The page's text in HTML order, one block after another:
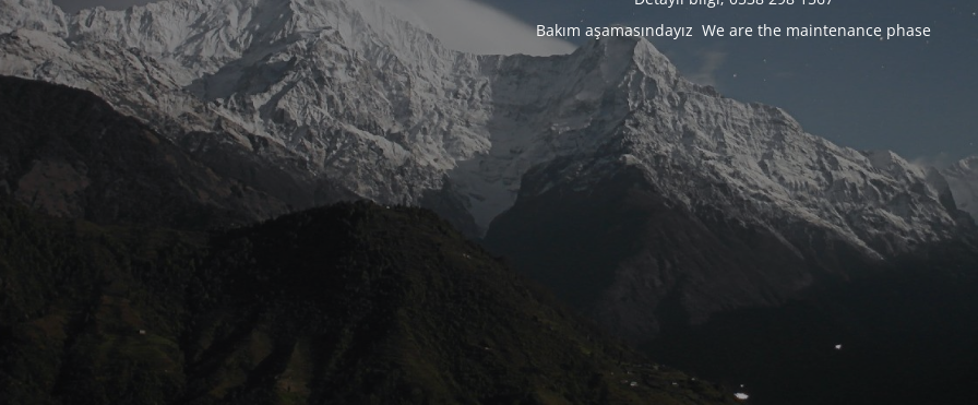
Bakım aşamasındayız We are the maintenance phase